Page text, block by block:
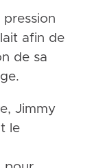
pression
afin de
de sa
Jimmy
le